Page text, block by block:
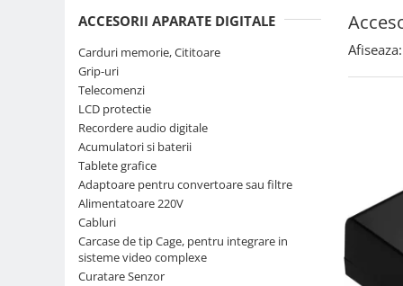
Aparate foto instant
Aparate foto pe film
Cursuri foto
Obiective foto si accesorii
Obiective Mirorless
Obiective DSLR
Huse si tocuri protectie obiective
Obiective Cinematice
Parasolare
Teleconvertoare
ACCESORII APARATE DIGITALE
Carduri memorie, Cititoare
Grip-uri
Telecomenzi
LCD protectie
Recordere audio digitale
Acumulatori si baterii
Tablete grafice
Adaptoare pentru convertoare sau filtre
Alimentatoare 220V
Cabluri
Carcase de tip Cage, pentru integrare in
sisteme video complexe
Curatare Senzor
Afiseaza: